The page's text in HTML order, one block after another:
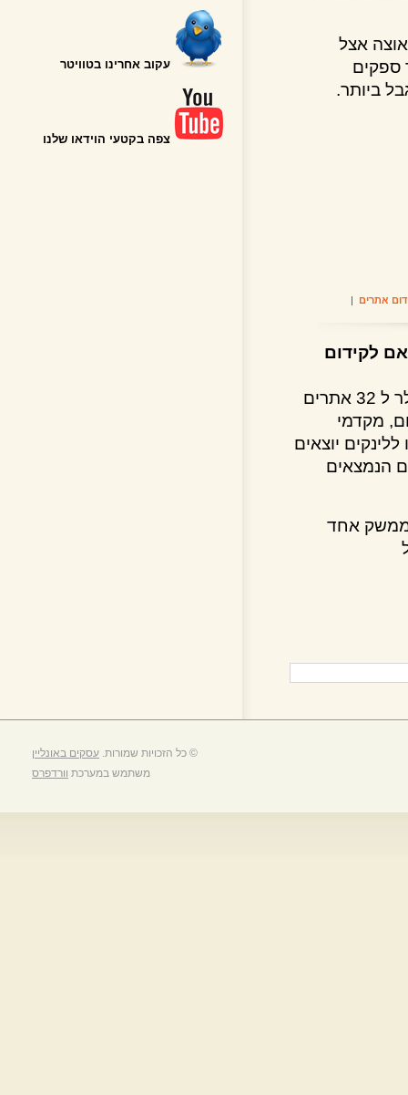
אצל
אתרים |
לקידום
ייחודיות השירות שהוא מאפשר למקדמי אתרים חבילות ריסלר ל 32 אתרים
מקדמי
יוצאים
אחד
עקוב אחרינו בטוויטר
צפה בקטעי הוידאו שלנו
© כל הזכויות שמורות.עסקים באונליין
משתמש במערכתוורדפרס